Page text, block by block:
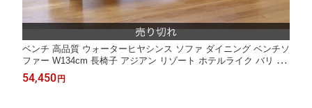
ベンチ 高品質 ウォーターヒヤシンス ソファ ダイニング ベンチソ
ファー W134cm 長椅子 アジアン リゾート ホテルライク バリ 高
級 アジアン家具 ナチュラル モダン PERFORMAX 【在庫販売
品・即納可能】
54,450 円